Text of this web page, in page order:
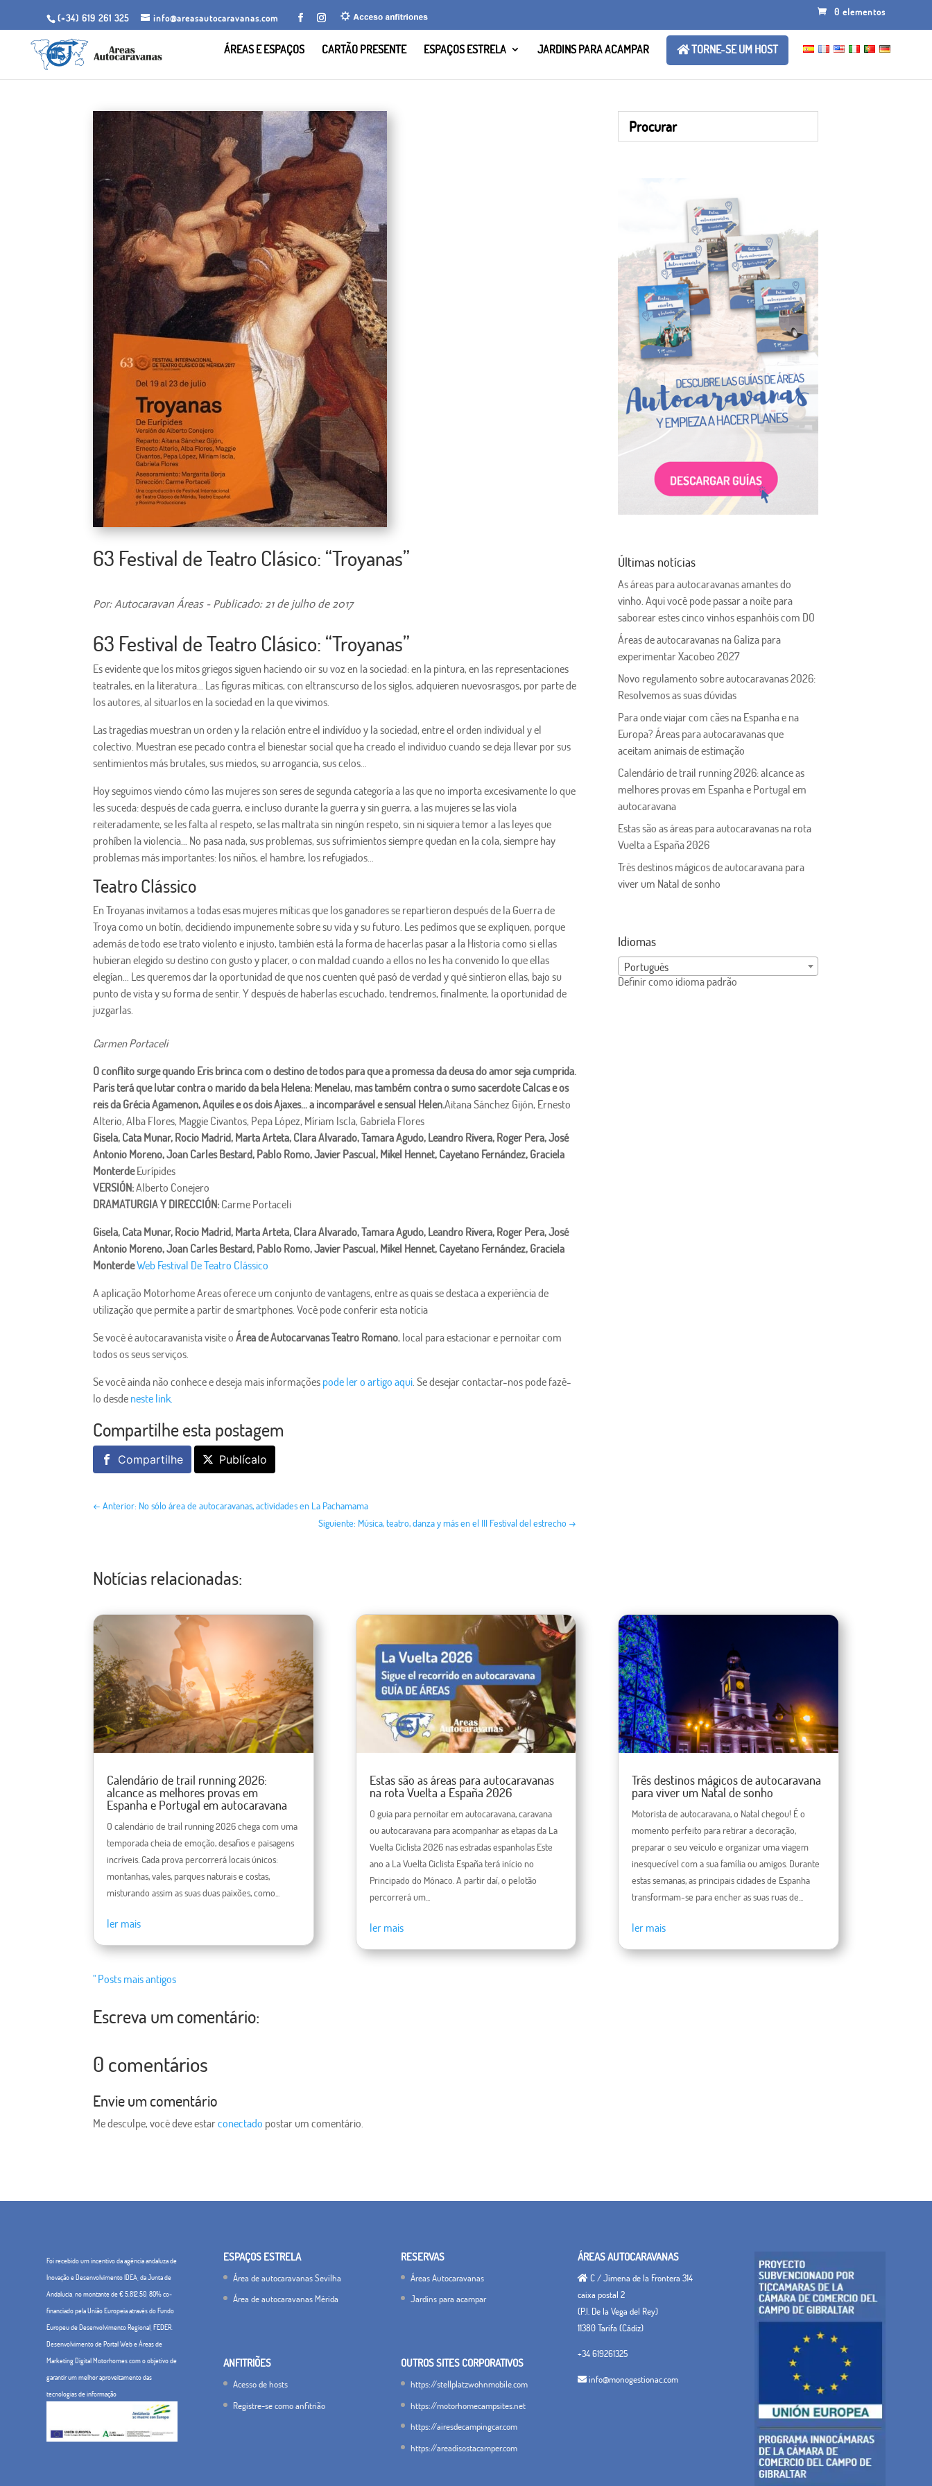
(+34) 619 261 325 info@areasautocaravanas.com
0 elementos
ÁREAS E ESPAÇOS CARTÃO PRESENTE ESPAÇOS ESTRELA JARDINS PARA ACAMPAR TORNE-SE UM HOST
63 Festival de Teatro Clásico: “Troyanas”
Por: Autocaravan Áreas - Publicado: 21 de julho de 2017
63 Festival de Teatro Clásico: “Troyanas”
Es evidente que los mitos griegos siguen haciendo oir su voz en la sociedad: en la pintura, en las representaciones
teatrales, en la literatura… Las figuras míticas, con eltranscurso de los siglos, adquieren nuevosrasgos, por parte de
los autores, al situarlos en la sociedad en la que vivimos.
Las tragedias muestran un orden y la relación entre el indivíduo y la sociedad, entre el orden individual y el
colectivo. Muestran ese pecado contra el bienestar social que ha creado el individuo cuando se deja llevar por sus
sentimientos más brutales, sus miedos, su arrogancia, sus celos…
Hoy seguimos viendo cómo las mujeres son seres de segunda categoría a las que no importa excesivamente lo que
les suceda: después de cada guerra, e incluso durante la guerra y sin guerra, a las mujeres se las viola
reiteradamente, se les falta al respeto, se las maltrata sin ningún respeto, sin ni siquiera temor a las leyes que
prohíben la violencia… No pasa nada, sus problemas, sus sufrimientos siempre quedan en la cola, siempre hay
problemas más importantes: los niños, el hambre, los refugiados…
Teatro Clássico
En Troyanas invitamos a todas esas mujeres míticas que los ganadores se repartieron después de la Guerra de
Troya como un botín, decidiendo impunemente sobre su vida y su futuro. Les pedimos que se expliquen, porque
además de todo ese trato violento e injusto, también está la forma de hacerlas pasar a la Historia como si ellas
hubieran elegido su destino con gusto y placer, o con maldad cuando a ellos no les ha convenido lo que ellas
elegían… Les queremos dar la oportunidad de que nos cuenten qué pasó de verdad y qué sintieron ellas, bajo su
punto de vista y su forma de sentir. Y después de haberlas escuchado, tendremos, finalmente, la oportunidad de
juzgarlas.
Carmen Portaceli
O conflito surge quando Eris brinca com o destino de todos para que a promessa da deusa do amor seja cumprida.
Paris terá que lutar contra o marido da bela Helena: Menelau, mas também contra o sumo sacerdote Calcas e os
reis da Grécia Agamenon, Aquiles e os dois Ajaxes... a incomparável e sensual Helen.Aitana Sánchez Gijón, Ernesto
Alterio, Alba Flores, Maggie Civantos, Pepa López, Míriam Iscla, Gabriela Flores
Gisela, Cata Munar, Rocio Madrid, Marta Arteta, Clara Alvarado, Tamara Agudo, Leandro Rivera, Roger Pera, José
Antonio Moreno, Joan Carles Bestard, Pablo Romo, Javier Pascual, Mikel Hennet, Cayetano Fernández, Graciela
MonterdeEurípides
VERSIÓN:Alberto Conejero
DRAMATURGIA Y DIRECCIÓN: Carme Portaceli
Gisela, Cata Munar, Rocio Madrid, Marta Arteta, Clara Alvarado, Tamara Agudo, Leandro Rivera, Roger Pera, José
Antonio Moreno, Joan Carles Bestard, Pablo Romo, Javier Pascual, Mikel Hennet, Cayetano Fernández, Graciela
MonterdeWeb Festival De Teatro Clássico
A aplicação Motorhome Areas oferece um conjunto de vantagens, entre as quais se destaca a experiência de
utilização que permite a partir de smartphones. Você pode conferir esta notícia
Se você é autocaravanista visite oÁrea de AutocarvanasTeatro Romano, local para estacionar e pernoitar com
todos os seus serviços.
Se você ainda não conhece e deseja mais informações pode ler o artigo aqui. Se desejar contactar-nos pode fazê-
lo desde neste link.
Compartilhe esta postagem
Compartilhe Publícalo
←Anterior: No sólo área de autocaravanas, actividades en La Pachamama
Siguiente: Música, teatro, danza y más en el III Festival del estrecho →
Últimas notícias
As áreas para autocaravanas amantes do
vinho. Aqui você pode passar a noite para
saborear estes cinco vinhos espanhóis com DO
Áreas de autocaravanas na Galiza para
experimentar Xacobeo 2027
Novo regulamento sobre autocaravanas 2026:
Resolvemos as suas dúvidas
Para onde viajar com cães na Espanha e na
Europa? Áreas para autocaravanas que
aceitam animais de estimação
Calendário de trail running 2026: alcance as
melhores provas em Espanha e Portugal em
autocaravana
Estas são as áreas para autocaravanas na rota
Vuelta a España 2026
Três destinos mágicos de autocaravana para
viver um Natal de sonho
Idiomas
Português
Definir como idioma padrão
Notícias relacionadas:
Calendário de trail running 2026:
alcance as melhores provas em
Espanha e Portugal em autocaravana
O calendário de trail running 2026 chega com uma
temporada cheia de emoção, desafios e paisagens
incríveis. Cada prova percorrerá locais únicos:
montanhas, vales, parques naturais e costas,
misturando assim as suas duas paixões, como...
ler mais
Estas são as áreas para autocaravanas
na rota Vuelta a España 2026
O guia para pernoitar em autocaravana, caravana
ou autocaravana para acompanhar as etapas da La
Vuelta Ciclista 2026 nas estradas espanholas Este
ano a La Vuelta Ciclista España terá início no
Principado do Mónaco. A partir daí, o pelotão
percorrerá um...
ler mais
Três destinos mágicos de autocaravana
para viver um Natal de sonho
Motorista de autocaravana, o Natal chegou! É o
momento perfeito para retirar a decoração,
preparar o seu veículo e organizar uma viagem
inesquecível com a sua família ou amigos. Durante
estas semanas, as principais cidades de Espanha
transformam-se para encher as suas ruas de...
ler mais
" Posts mais antigos
Escreva um comentário:
0 comentários
Envie um comentário
Me desculpe, você deve estarconectado postar um comentário.
Foi recebido um incentivo da agência andaluza de
Inovação e Desenvolvimento IDEA, da Junta de
Andalucía, no montante de € 5.812,50, 80% co-
financiado pela União Europeia através do Fundo
Europeu de Desenvolvimento Regional, FEDER.
Desenvolvimento de Portal Web e Áreas de
Marketing Digital Motorhomes com o objetivo de
garantir um melhor aproveitamento das
tecnologias de informação
ESPAÇOS ESTRELA
Área de autocaravanas Sevilha
Área de autocaravanas Mérida
ANFITRIÕES
Acesso de hosts
Registre-se como anfitrião
RESERVAS
Áreas Autocaravanas
Jardins para acampar
OUTROS SITES CORPORATIVOS
https://stellplatzwohnmobile.com
https://motorhomecampsites.net
https://airesdecampingcar.com
https://areadisostacamper.com
ÁREAS AUTOCARAVANAS
C / Jimena de la Frontera 314
caixa postal 2
(P.I. De la Vega del Rey)
11380 Tarifa (Cádiz)
+34 619261325
info@monogestionac.com